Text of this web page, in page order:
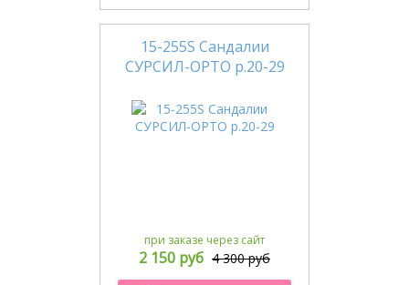
15-255S Сандалии
СУРСИЛ-ОРТО р.20-29
при заказе через сайт
2 150 руб 4 300 руб